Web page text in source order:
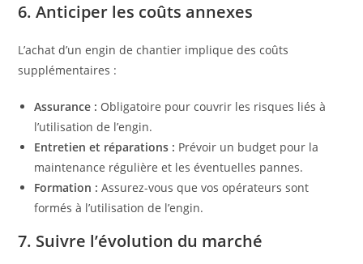
6. Anticiper les coûts annexes
L’achat d’un engin de chantier implique des coûts
supplémentaires :
Assurance : Obligatoire pour couvrir les risques liés à
l’utilisation de l’engin.
Entretien et réparations : Prévoir un budget pour la
maintenance régulière et les éventuelles pannes.
Formation : Assurez-vous que vos opérateurs sont
formés à l’utilisation de l’engin.
7. Suivre l’évolution du marché